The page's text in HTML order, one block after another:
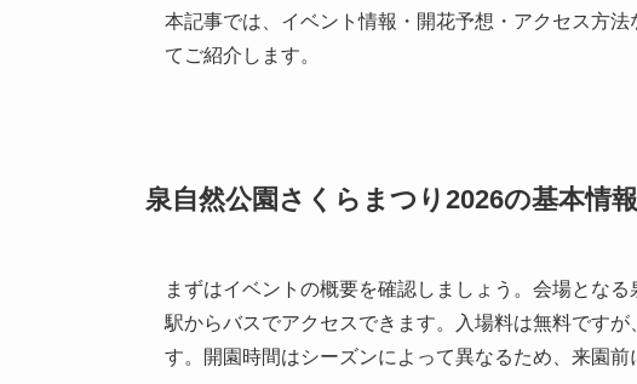
本記事では、イベント情報・開花予想・アクセス方
てご紹介します。
泉自然公園さくらまつり2026の基本情報
まずはイベントの概要を確認しましょう。会場とな
駅からバスでアクセスできます。入場料は無料です
す。開園時間はシーズンによって異なるため、来園前